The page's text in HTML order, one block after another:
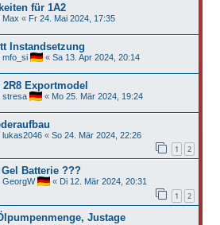
für 1A2
Max « Fr 24. Mai 2024, 17:35
Instandsetzung
mfo_si « Sa 13. Apr 2024, 20:14
Exportmodel
stresa « Mo 25. Mär 2024, 19:24
lukas2046« So 24. Mär 2024, 22:26
1 2
Gel Batterie ???
GeorgW « Di 12. Mär 2024, 20:31
1 2
Justage